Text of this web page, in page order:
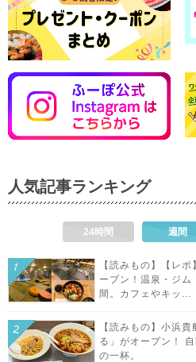
人気記事ランキング
24時間 週間
【読みもの】【レ
ープン！温泉・ジム
間。カフェやキッ...
【読みもの】小浜
る」がオープン！
の一杯。